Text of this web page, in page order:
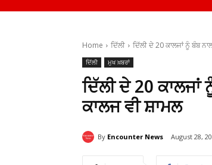
Home ਦਿੱਲੀ ਦਿੱਲੀ ਦੇ 20 ਕਾਲਜਾਂ ਨੂੰ ਬੰਬ
ਦਿੱਲੀ ਮੁਖ ਖ਼ਬਰਾਂ
ਦਿੱਲੀ ਦੇ 20
ਕਾਲਜ ਵੀ ਸ਼ਾਮਲ
By Encounter News August 28,